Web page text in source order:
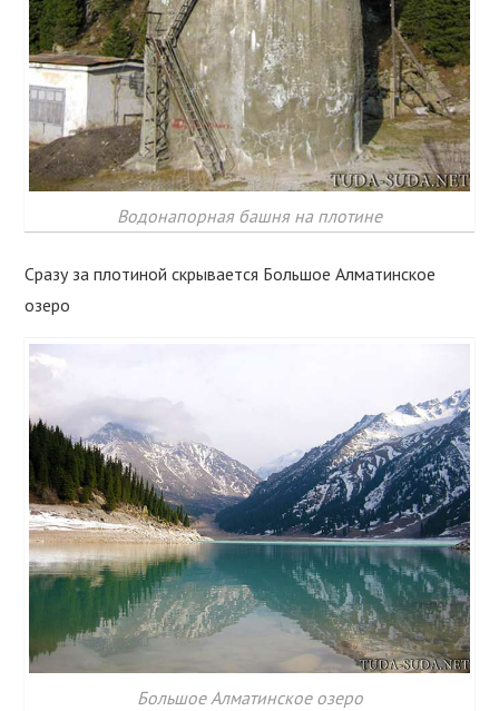
Водонапорная башня на плотине
Сразу за плотиной скрывается Большое Алматинское
озеро
Большое Алматинское озеро